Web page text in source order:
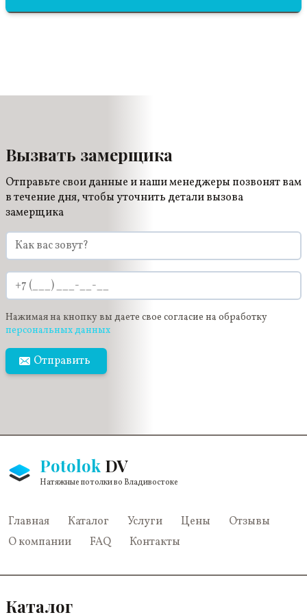
Вызвать замерщика
Отправьте свои данные и наши менеджеры позвонят вам
в течение дня, чтобы уточнить детали вызова
замерщика
Нажимая на кнопку вы даете свое согласие на обработку
персональных данных
Отправить
Potolok DV
Натяжные потолки во Владивостоке
Главная Каталог Услуги Цены
Отзывы
О компании
FAQ Контакты
Каталог